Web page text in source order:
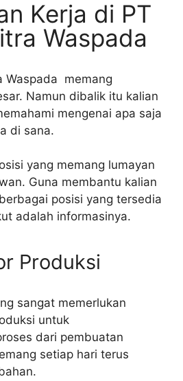
Kerja di PT
Waspada
Waspada memang
Namun dibalik itu kalian
mengenai apa saja
di sana.
yang memang lumayan
Guna membantu kalian
posisi yang tersedia
adalah informasinya.
Produksi
sangat memerlukan
untuk
dari pembuatan
setiap hari terus